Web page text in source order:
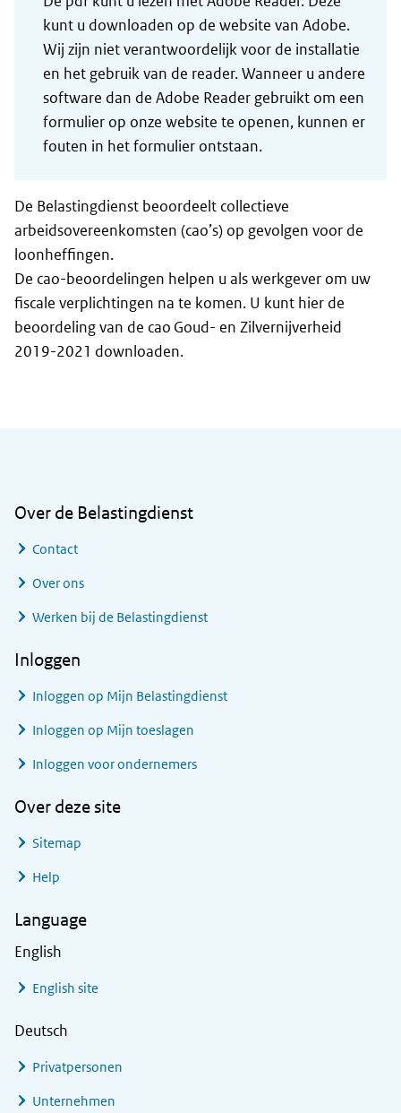
kunt u downloaden op de website van Adobe.
Wij zijn niet verantwoordelijk voor de installatie
en het gebruik van de reader. Wanneer u andere
software dan de Adobe Reader gebruikt om een
formulier op onze website te openen, kunnen er
fouten in het formulier ontstaan.
De Belastingdienst beoordeelt collectieve
arbeidsovereenkomsten (cao’s) op gevolgen voor de
loonheffingen.
De cao-beoordelingen helpen u als werkgever om uw
fiscale verplichtingen na te komen. U kunt hier de
beoordeling van de cao Goud- en Zilvernijverheid
2019-2021 downloaden.
Over de Belastingdienst
Contact
Over ons
Werken bij de Belastingdienst
Inloggen
Inloggen op Mijn Belastingdienst
Inloggen op Mijn toeslagen
Inloggen voor ondernemers
Over deze site
Sitemap
Help
Language
English
English site
Deutsch
Privatpersonen
Unternehmen